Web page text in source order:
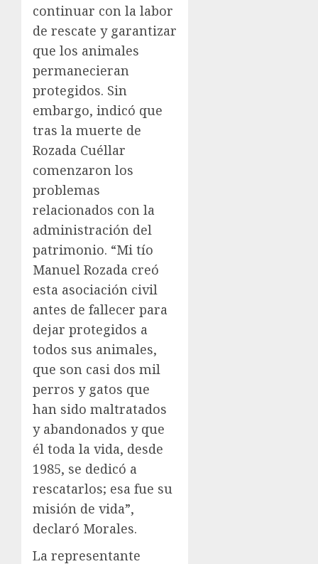
continuar con la labor
de rescate y garantizar
que los animales
permanecieran
protegidos. Sin
embargo, indicó que
tras la muerte de
Rozada Cuéllar
comenzaron los
problemas
relacionados con la
administración del
patrimonio. “Mi tío
Manuel Rozada creó
esta asociación civil
antes de fallecer para
dejar protegidos a
todos sus animales,
que son casi dos mil
perros y gatos que
han sido maltratados
y abandonados y que
él toda la vida, desde
1985, se dedicó a
rescatarlos; esa fue su
misión de vida”,
declaró Morales.
La representante